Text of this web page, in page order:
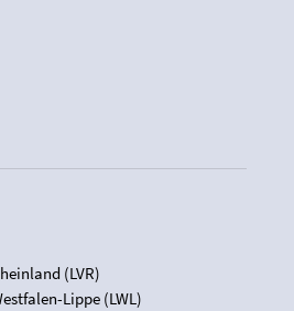
(LVR)
Lippe (LWL)